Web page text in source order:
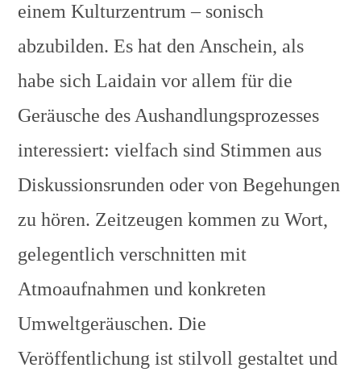
einem Kulturzentrum – sonisch
abzubilden. Es hat den Anschein, als
habe sich Laidain vor allem für die
Geräusche des Aushandlungsprozesses
interessiert: vielfach sind Stimmen aus
Diskussionsrunden oder von Begehungen
zu hören. Zeitzeugen kommen zu Wort,
gelegentlich verschnitten mit
Atmoaufnahmen und konkreten
Umweltgeräuschen. Die
Veröffentlichung ist stilvoll gestaltet und